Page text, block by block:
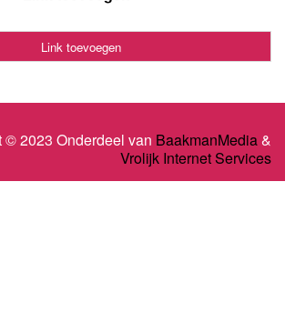
Link toevoegen
© 2023 Onderdeel van BaakmanMedia&
Vrolijk Internet Services